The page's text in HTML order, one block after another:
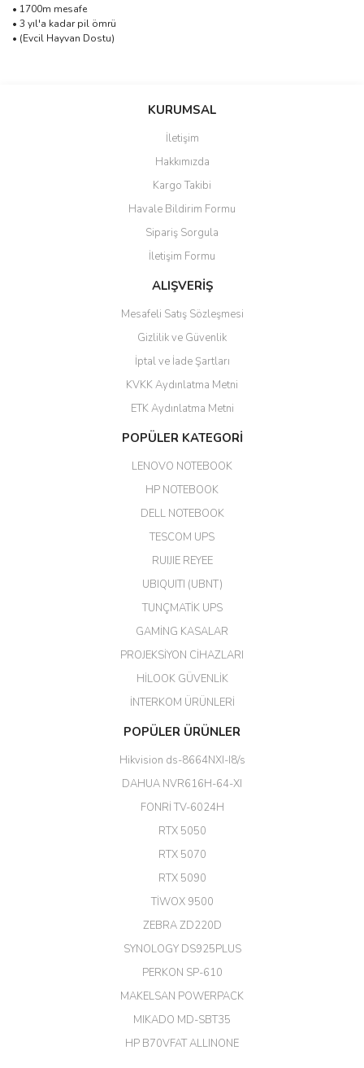
• 1700m mesafe
• 3 yıl'a kadar pil ömrü
• (Evcil Hayvan Dostu)
Bu ürüne ilk yorumu siz yapın!
güzel paketlenmiş ama yanında
ile 24 izlenmektedir diye küçük
bir tabela olsa daha hoş
hızlı güvenli bir alışveriş oldu
Yalçın Kaya | 20/06/2026
ahmet yiğit | 29/04/2026
Aldığım ürün kapalı kutu teslim
edildi. Teşekkür ederim.
GÜRKAN KETHÜDAOĞLU |
Her şey için teşekkür ederim çok
Erdal Cingöz | 07/02/2026
Başarılı. Bu vasıfta bir ürünü bu
kadar uygun fiyata bulabilmek
büyük şans. Güvenliticaret
(HIKVISION DS-3E0326P-E/M(B)
EROL ÇAKMAK | 26/12/2025
Diğer yorumları göster
KURUMSAL
İletişim
Hakkımızda
Kargo Takibi
Havale Bildirim Formu
Sipariş Sorgula
İletişim Formu
ALIŞVERİŞ
Mesafeli Satış Sözleşmesi
Gizlilik ve Güvenlik
İptal ve İade Şartları
KVKK Aydınlatma Metni
ETK Aydınlatma Metni
POPÜLER KATEGORİ
LENOVO NOTEBOOK
HP NOTEBOOK
DELL NOTEBOOK
TESCOM UPS
RUIJIE REYEE
UBIQUITI (UBNT)
TUNÇMATİK UPS
GAMİNG KASALAR
PROJEKSİYON CİHAZLARI
HİLOOK GÜVENLİK
İNTERKOM ÜRÜNLERİ
POPÜLER ÜRÜNLER
Hikvision ds-8664NXI-I8/s
DAHUA NVR616H-64-XI
FONRİ TV-6024H
RTX 5050
RTX 5070
RTX 5090
TİWOX 9500
ZEBRA ZD220D
SYNOLOGY DS925PLUS
PERKON SP-610
MAKELSAN POWERPACK
MIKADO MD-SBT35
HP B70VFAT ALLINONE